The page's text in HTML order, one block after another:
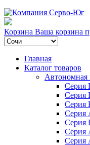
Корзина Ваша корзина
Главная
Каталог товаров
Автономная
Серия
Серия
Серия
Серия
Серия
Серия
Серия